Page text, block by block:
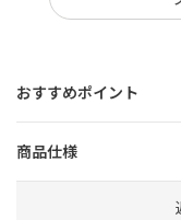
おすすめポイント
商品仕様